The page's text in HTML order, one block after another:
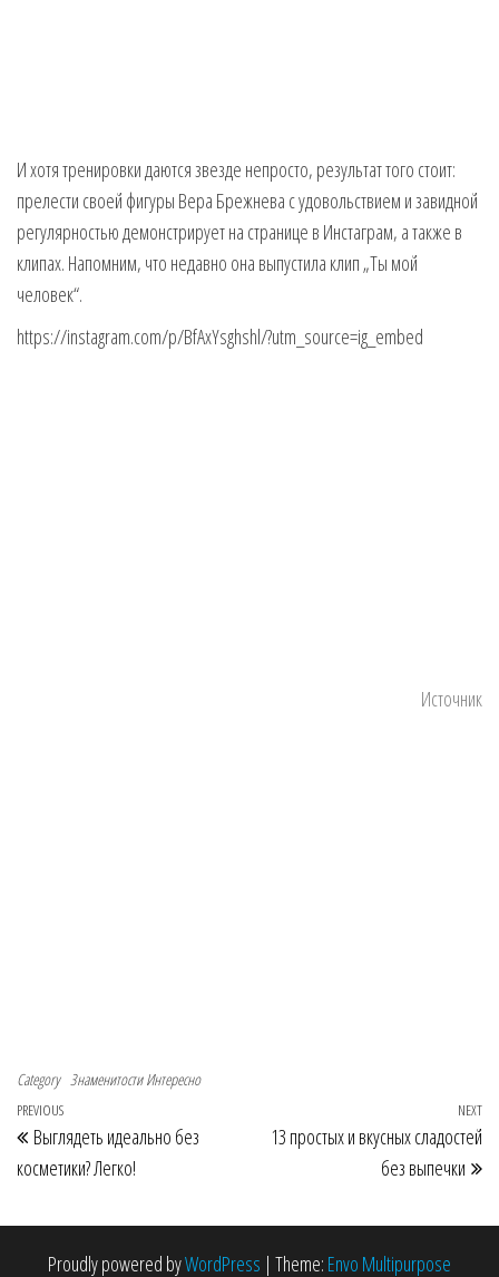
И хотя тренировки даются звезде непросто, результат того стоит:
прелести своей фигуры Вера Брежнева с удовольствием и завидной
регулярностью демонстрирует на странице в Инстаграм, а также в
клипах. Напомним, что недавно она выпустила клип „Ты мой
человек“.
https://instagram.com/p/BfAxYsghshl/?utm_source=ig_embed
Источник
Category Знаменитости Интересно
Navigace pro příspěvek
Previous Post
PREVIOUS
Выглядеть идеально без
косметики? Легко!
NEXT
13 простых и вкусных сладостей
без выпечки
Proudly powered byWordPress | Theme: Envo Multipurpose